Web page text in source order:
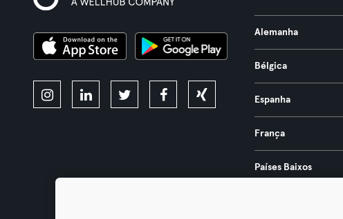
Alemanha
Bélgica
Espanha
França
Países Baixos